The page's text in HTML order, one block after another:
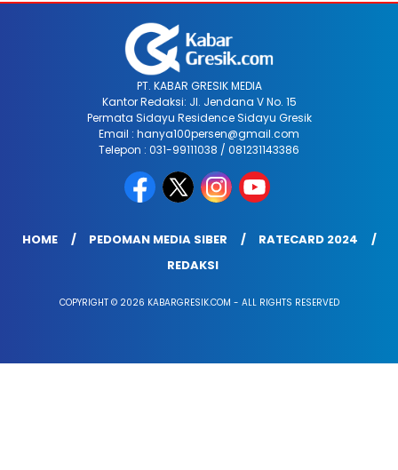
PT. KABAR GRESIK MEDIA
Kantor Redaksi: Jl. Jendana V No. 15
Permata Sidayu Residence Sidayu Gresik
Email : hanya100persen@gmail.com
Telepon : 031-99111038 / 081231143386
HOME PEDOMAN MEDIA SIBER
RATECARD 2024
REDAKSI
COPYRIGHT © 2026 KABARGRESIK.COM - ALL RIGHTS RESERVED